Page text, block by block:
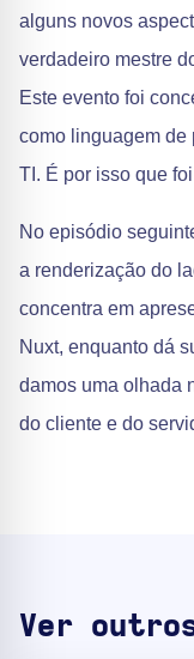
alguns novos
verdadeiro mestre
Este evento foi
como linguagem de
TI. É por isso que
No episódio
a renderização do
concentra em
Nuxt, enquanto dá
damos uma olhada
do cliente e do
Ver